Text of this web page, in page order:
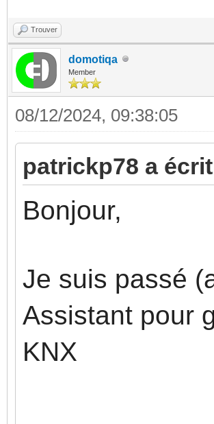
Trouver
domotiqa
Member
08/12/2024, 09:38:05
patrickp78 a
Bonjour,
Je suis passé
Assistant pour
KNX